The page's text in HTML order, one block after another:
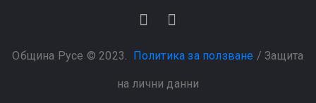
Община Русе © 2023. Политика за ползване / Защита
на лични данни